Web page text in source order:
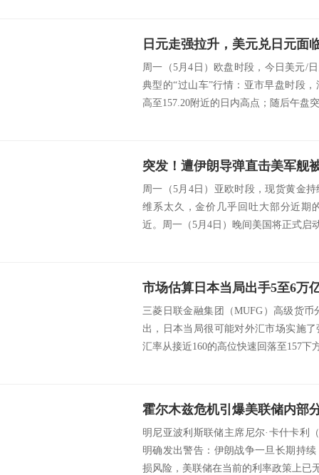
日元走强拉升，美元兑日元面
周一（5月4日）欧盘时段，今日美元/
典型的“过山车”行情：亚市早盘时段
高至157.20附近的日内高点；随后午盘
突发！遭伊朗导弹直击美军舰
周一（5月4日）亚欧时段，现货黄金
维系太久，金价几乎回吐大部分近期
近。周一（5月4日）晚间美国将正式启
三菱日联金融集团（MUFG）高级货币
出，日本当局很可能对外汇市场实施
汇率从接近160的高位快速回落至157下
明尼亚波利斯联储主席尼尔·卡什卡利
明确发出警告：伊朗战争一旦长期持
损风险，美联储在当前的利率政策上已